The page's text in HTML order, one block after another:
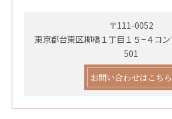
〒111-0052
東京都台東区柳橋１丁目１５−４コ
501
お問い合わせはこちら